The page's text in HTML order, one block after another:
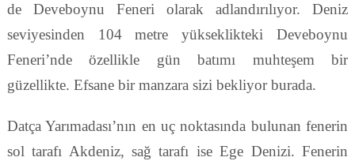
de Deveboynu Feneri olarak adlandırılıyor. Deniz
seviyesinden 104 metre yükseklikteki Deveboynu
Feneri’nde özellikle gün batımı muhteşem bir
güzellikte. Efsane bir manzara sizi bekliyor burada.
Datça Yarımadası’nın en uç noktasında bulunan fenerin
sol tarafı Akdeniz, sağ tarafı ise Ege Denizi. Fenerin